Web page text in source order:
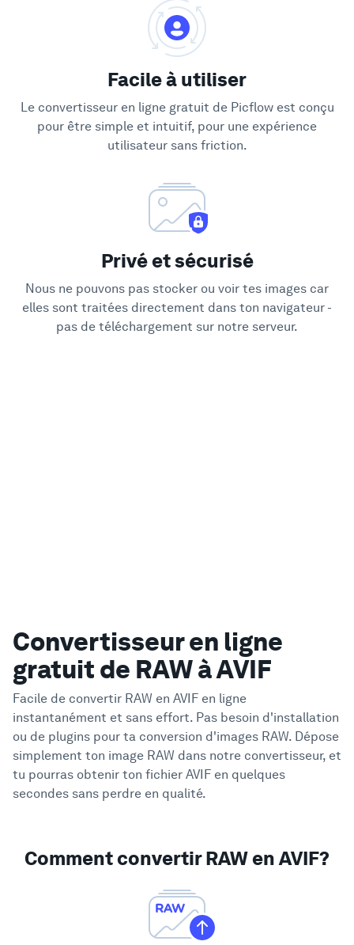
Facile à utiliser
Le convertisseur en ligne gratuit de Picflow est conçu
pour être simple et intuitif, pour une expérience
utilisateur sans friction.
Privé et sécurisé
Nous ne pouvons pas stocker ou voir tes images car
elles sont traitées directement dans ton navigateur -
pas de téléchargement sur notre serveur.
Convertisseur en ligne
gratuit de RAW à AVIF
Facile de convertir RAW en AVIF en ligne
instantanément et sans effort. Pas besoin d'installation
ou de plugins pour ta conversion d'images RAW. Dépose
simplement ton image RAW dans notre convertisseur, et
tu pourras obtenir ton fichier AVIF en quelques
secondes sans perdre en qualité.
Comment convertir RAW en AVIF?